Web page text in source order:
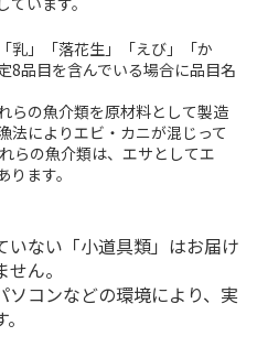
乳」「落花生」「えび」「か
8品目を含んでいる場合に品目名
らの魚介類を原材料として製造
法によりエビ・カニが混じって
らの魚介類は、エサとしてエ
ます。
いない「小道具類」はお届け
ん。
コンなどの環境により、実